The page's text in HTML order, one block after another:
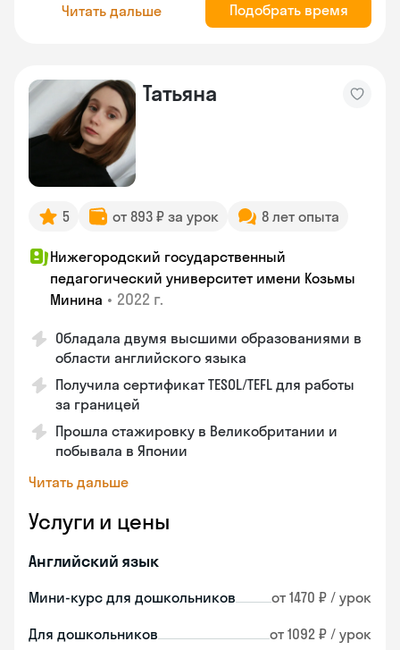
Читать дальше Подобрать время
Татьяна
5 от 893 ₽ за урок 8 лет опыта
Нижегородский государственный
педагогический университет имени Козьмы
Минина • 2022 г.
Обладала двумя высшими образованиями в
области английского языка
Получила сертификат TESOL/TEFL для работы
за границей
Прошла стажировку в Великобритании и
побывала в Японии
Читать дальше
Услуги и цены
Английский язык
Мини-курс для дошкольников от 1470 ₽ / урок
Для дошкольников от 1092 ₽ / урок